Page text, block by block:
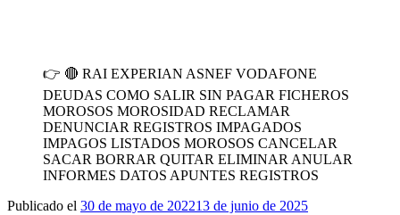
👉 🔴 RAI EXPERIAN ASNEF VODAFONE
DEUDAS COMO SALIR SIN PAGAR FICHEROS
MOROSOS MOROSIDAD RECLAMAR
DENUNCIAR REGISTROS IMPAGADOS
IMPAGOS LISTADOS MOROSOS CANCELAR
SACAR BORRAR QUITAR ELIMINAR ANULAR
INFORMES DATOS APUNTES REGISTROS
Publicado el 30 de mayo de 202213 de junio de 2025